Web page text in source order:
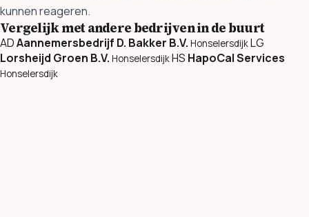
kunnen reageren.
Vergelijk met andere bedrijven in de buurt
ADAannemersbedrijf D. Bakker B.V. HonselersdijkLG
Lorsheijd Groen B.V. HonselersdijkHS HapoCal Services
Honselersdijk